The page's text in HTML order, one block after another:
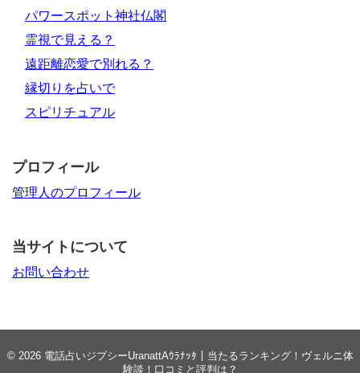
パワースポット神社仏閣
霊視で見える？
遠距離恋愛で別れる？
縁切りを占いで
スピリチュアル
プロフィール
管理人のプロフィール
当サイトについて
お問い合わせ
© 2026 電話占いジプシーUranattAｳﾗﾅｯﾀ｜当たるランキング！ヴェルニ体
験談！口コミと評判は？